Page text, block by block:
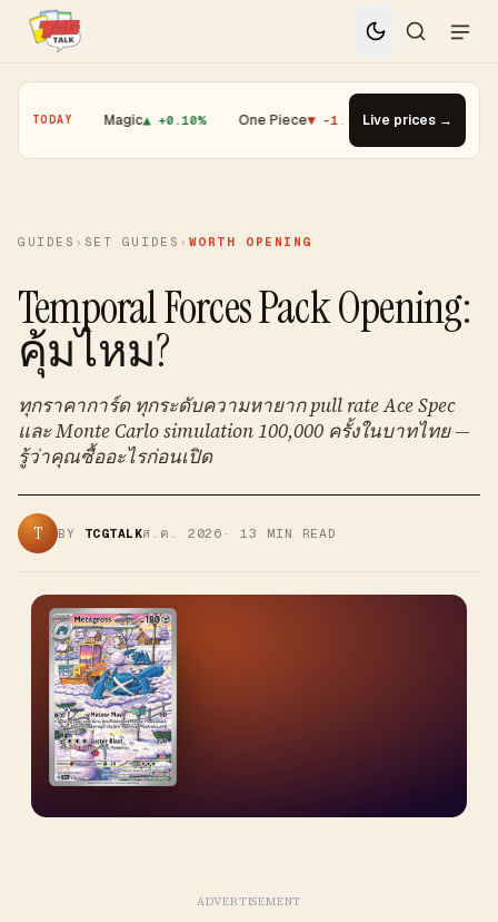
TODAY
· Magic ▲ +0.10% · One Piece▼ -1.08% · Top Gainer ·
Live prices →
GUIDES › SET GUIDES › WORTH OPENING
Temporal Forces Pack Opening:
คุ้มไหม?
ทุกราคาการ์ด ทุกระดับความหายาก pull rate Ace Spec
และ Monte Carlo simulation 100,000 ครั้งในบาทไทย —
รู้ว่าคุณซื้ออะไรก่อนเปิด
T BY TCGTALKส.ค. 2026 ·13 MIN READ
ADVERTISEMENT